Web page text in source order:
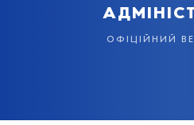
офіційний